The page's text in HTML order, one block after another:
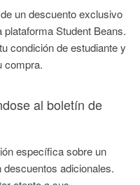
un descuento exclusivo
Student Beans.
condición de estudiante y
compra.
al boletín de
específica sobre un
adicionales.